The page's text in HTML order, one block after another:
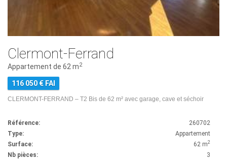
Clermont-Ferrand
Appartement de 62 m2
116 050 € FAI
CLERMONT-FERRAND – T2 Bis de 62 m² avec garage, cave et séchoir
Référence:
260702
Type:
Appartement
Surface:
62 m2
Nb pièces:
3